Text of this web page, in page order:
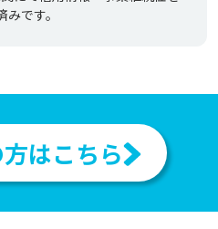
みです。
はこちら